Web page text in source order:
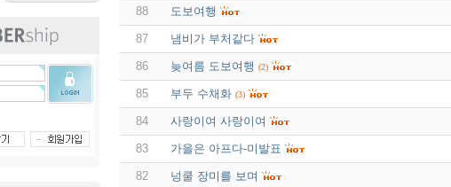
88 도보여행
87 냄비가 부처같다
86 늦여름 도보여행 (2)
85 부두 수채화 (3)
84 사랑이여 사랑이여
83 가을은 아프다-미발표
82 넝쿨 장미를 보며